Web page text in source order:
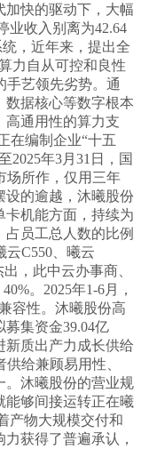
加快的驱动下，大幅
业收入别离为42.64
，近年来，提出全
力自从可控和良性
手艺领先劣势。通
数据核心等数字根本
高通用性的算力支
在编制企业“十五
2025年3月31日，国
场所作，仅用三年
设的逾越，沐曦股份
卡机能方面，持续为
员工总人数的比例
云C550、曦云
，此中云办事商、
。2025年1-6月，
容性。沐曦股份高
集资金39.04亿
新质出产力成长供给
给兼顾易用性、
。沐曦股份的营业规
能够间接运转正在曦
产物大规模交付和
获得了普遍承认，